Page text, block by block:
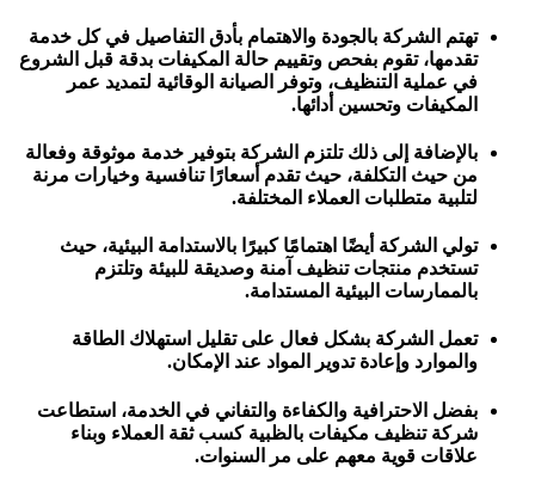
تهتم الشركة بالجودة والاهتمام بأدق التفاصيل في كل خدمة
تقدمها، تقوم بفحص وتقييم حالة المكيفات بدقة قبل الشروع
في عملية التنظيف، وتوفر الصيانة الوقائية لتمديد عمر
المكيفات وتحسين أدائها.
بالإضافة إلى ذلك تلتزم الشركة بتوفير خدمة موثوقة وفعالة
من حيث التكلفة، حيث تقدم أسعارًا تنافسية وخيارات مرنة
لتلبية متطلبات العملاء المختلفة.
تولي الشركة أيضًا اهتمامًا كبيرًا بالاستدامة البيئية، حيث
تستخدم منتجات تنظيف آمنة وصديقة للبيئة وتلتزم
بالممارسات البيئية المستدامة.
تعمل الشركة بشكل فعال على تقليل استهلاك الطاقة
والموارد وإعادة تدوير المواد عند الإمكان.
بفضل الاحترافية والكفاءة والتفاني في الخدمة، استطاعت
شركة تنظيف مكيفات بالظبية كسب ثقة العملاء وبناء
علاقات قوية معهم على مر السنوات.